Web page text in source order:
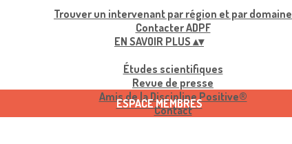
Trouver un intervenant par région et par domaine
Contacter ADPF
EN SAVOIR PLUS ▴▾
Études scientifiques
Revue de presse
Amis de la Discipline Positive®
Contact
ESPACE MEMBRES